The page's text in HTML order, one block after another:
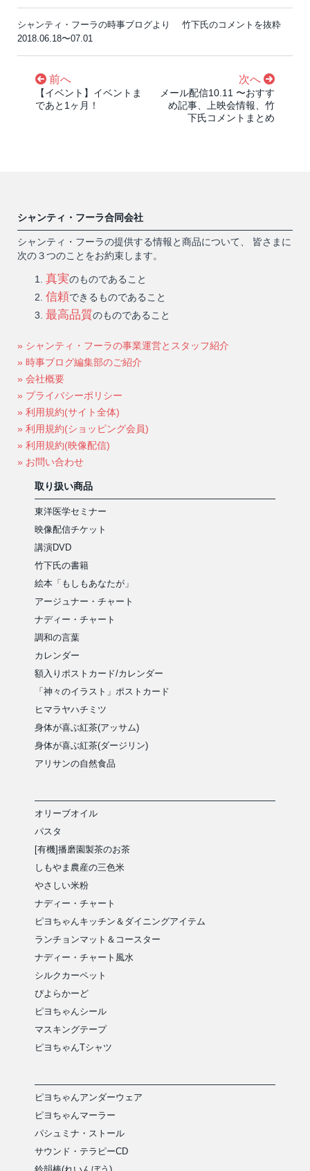
シャンティ・フーラの時事ブログより 竹下氏のコメントを抜粋
2018.06.18〜07.01
前へ
【イベント】イベントま
であと1ヶ月！
次へ
メール配信10.11 〜おすす
め記事、上映会情報、竹
下氏コメントまとめ
シャンティ・フーラ合同会社
シャンティ・フーラの提供する情報と商品について、 皆さまに
次の３つのことをお約束します。
真実のものであること
信頼できるものであること
最高品質のものであること
» シャンティ・フーラの事業運営とスタッフ紹介
» 時事ブログ編集部のご紹介
» 会社概要
» プライバシーポリシー
» 利用規約(サイト全体)
» 利用規約(ショッピング会員)
» 利用規約(映像配信)
» お問い合わせ
取り扱い商品
東洋医学セミナー
映像配信チケット
講演DVD
竹下氏の書籍
絵本「もしもあなたが」
アージュナー・チャート
ナディー・チャート
調和の言葉
カレンダー
額入りポストカード/カレンダー
「神々のイラスト」ポストカード
ヒマラヤハチミツ
身体が喜ぶ紅茶(アッサム)
身体が喜ぶ紅茶(ダージリン)
アリサンの自然食品
オリーブオイル
パスタ
[有機]播磨園製茶のお茶
しもやま農産の三色米
やさしい米粉
ナディー・チャート
ピヨちゃんキッチン＆ダイニングアイテム
ランチョンマット＆コースター
ナディー・チャート風水
シルクカーペット
ぴよらかーど
ピヨちゃんシール
マスキングテープ
ピヨちゃんTシャツ
ピヨちゃんアンダーウェア
ピヨちゃんマーラー
パシュミナ・ストール
サウンド・テラピーCD